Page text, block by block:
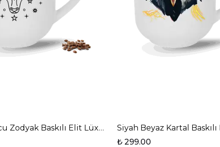
Kupa Bardak
Zodyak Baskılı Elit Lüx Porselen Kupa Bardak
Siyah Beyaz Kartal
₺ 299.00